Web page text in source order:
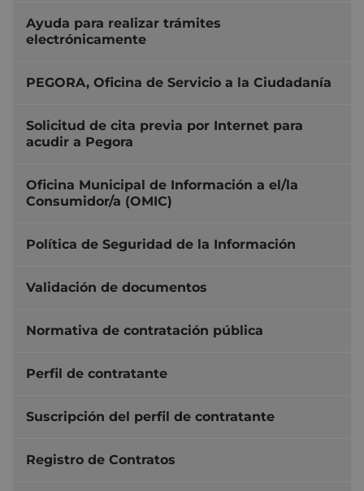
Ayuda para realizar trámites
electrónicamente
PEGORA, Oficina de Servicio a la Ciudadanía
Solicitud de cita previa por Internet para
acudir a Pegora
Oficina Municipal de Información a el/la
Consumidor/a (OMIC)
Política de Seguridad de la Información
Validación de documentos
Normativa de contratación pública
Perfil de contratante
Suscripción del perfil de contratante
Registro de Contratos